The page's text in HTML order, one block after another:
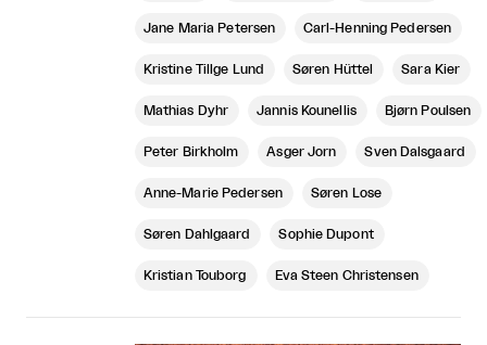
Jane Maria Petersen Carl-Henning Pedersen
Kristine Tillge Lund Søren Hüttel Sara Kier
Mathias Dyhr Jannis Kounellis Bjørn Poulsen
Peter Birkholm Asger Jorn Sven Dalsgaard
Anne-Marie Pedersen Søren Lose
Søren Dahlgaard Sophie Dupont
Kristian Touborg Eva Steen Christensen